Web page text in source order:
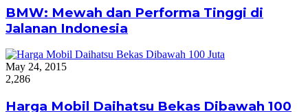
BMW: Mewah dan Performa Tinggi di
Jalanan Indonesia
May 24, 2015
2,286
Harga Mobil Daihatsu Bekas Dibawah 100